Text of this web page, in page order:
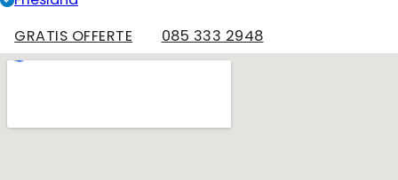
GRATIS OFFERTE
085 333 2948